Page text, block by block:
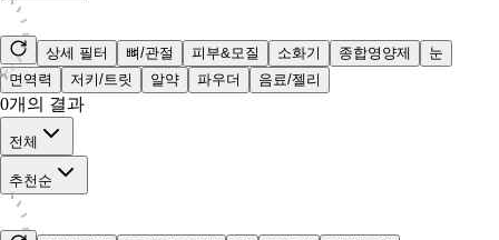
상세 필터 뼈/관절 피부&모질 소화기 종합영양제
눈
면역력
저키/트릿 알약 파우더 음료/젤리
0개의 결과
전체
추천순